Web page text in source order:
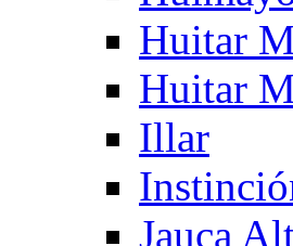
Huitar
Huitar
Illar
Jauca